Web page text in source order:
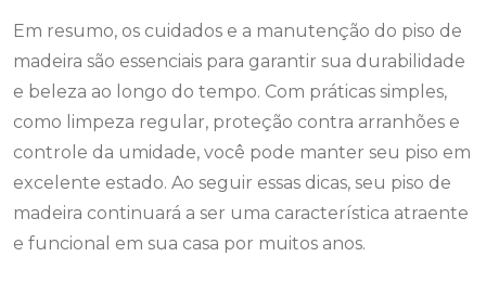
Em resumo, os cuidados e a manutenção do piso de
madeira são essenciais para garantir sua durabilidade
e beleza ao longo do tempo. Com práticas simples,
como limpeza regular, proteção contra arranhões e
controle da umidade, você pode manter seu piso em
excelente estado. Ao seguir essas dicas, seu piso de
madeira continuará a ser uma característica atraente
e funcional em sua casa por muitos anos.